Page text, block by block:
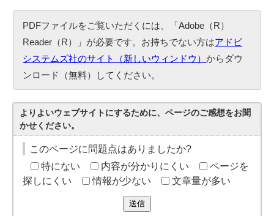
PDFファイルをご覧いただくには、「Adobe（R）
Reader（R）」が必要です。お持ちでない方はアドビ
システムズ社のサイト（新しいウィンドウ）からダウ
ンロード（無料）してください。
よりよいウェブサイトにするために、ページのご感想をお聞
かせください。
このページに問題点はありましたか?
特にない
内容が分かりにくい
ページを
探しにくい
情報が少ない 文章量が多い
送信